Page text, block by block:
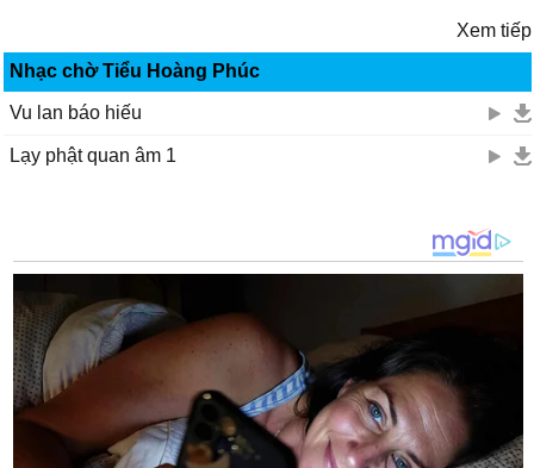
Xem tiếp
Nhạc chờ Tiểu Hoàng Phúc
Vu lan báo hiếu
Lạy phật quan âm 1